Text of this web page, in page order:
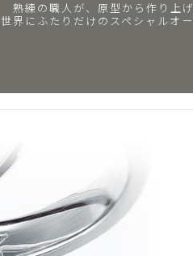
熟練の職人が、原型から作り上
世界にふたりだけのスペシャルオ